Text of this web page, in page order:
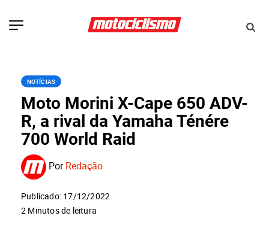
NOTÍCIAS
Moto Morini X-Cape 650 ADV-
R, a rival da Yamaha Ténére
700 World Raid
PorRedação
Publicado: 17/12/2022
2 Minutos de leitura